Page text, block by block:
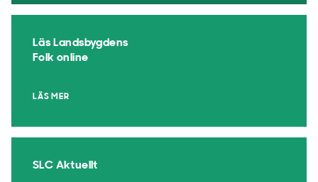
Läs Landsbygdens
Folk online
LÄS MER
SLC Aktuellt